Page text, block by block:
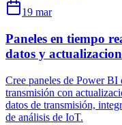
19 mar
Paneles en tiempo
datos y
Cree paneles de Power BI
transmisión con
datos de transmisión,
de análisis de IoT.